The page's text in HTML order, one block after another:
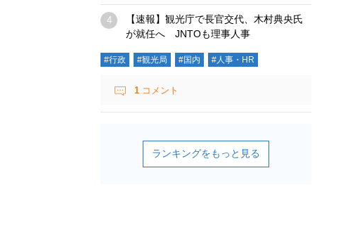
【速報】観光庁で長官交代、木村典央氏
が就任へ JNTOも理事人事
#行政 #観光局 #国内 #人事・HR
1 コメント